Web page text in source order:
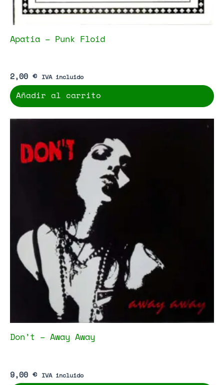
Apatia – Punk Floid
2,00 € IVA incluido
Añadir al carrito
Don’t – Away Away
9,00 € IVA incluido